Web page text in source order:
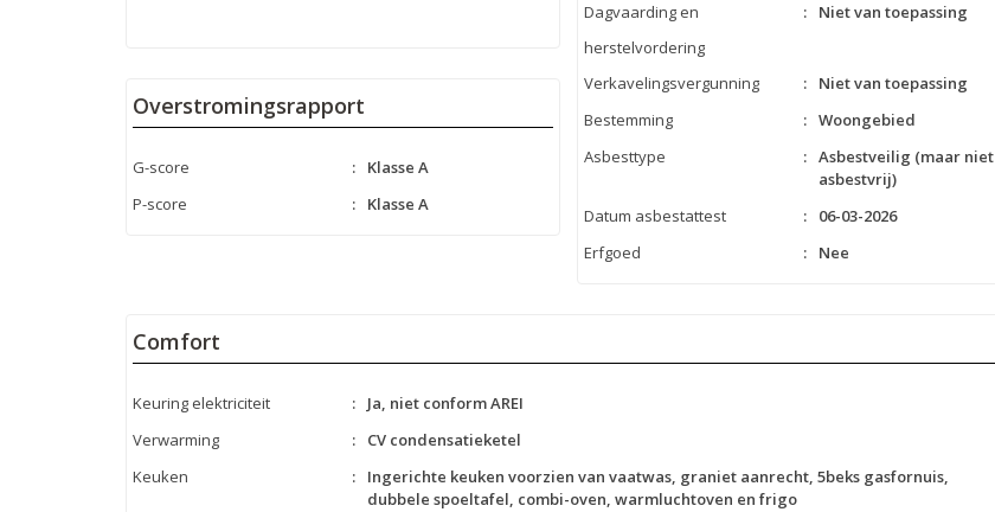
Overstromingsrapport
G-score :
Klasse A
P-score
: Klasse A
Dagvaarding en
herstelvordering
: Niet van toepassing
Verkavelingsvergunning :
Niet van toepassing
Bestemming
: Woongebied
Asbesttype
: Asbestveilig (maar niet
asbestvrij)
Datum asbestattest
:
06-03-2026
Erfgoed
: Nee
Comfort
Keuring elektriciteit :
Ja, niet conform AREI
Verwarming
:
CV condensatieketel
Keuken
:
Ingerichte keuken voorzien van vaatwas, graniet aanrecht, 5beks gasfornuis,
dubbele spoeltafel, combi-oven, warmluchtoven en frigo